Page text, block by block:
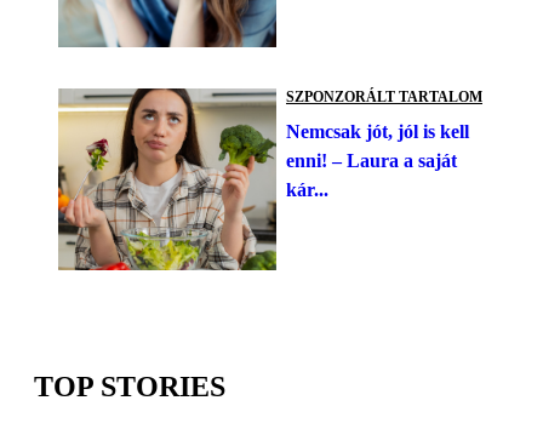
SZPONZORÁLT TARTALOM
Nemcsak jót, jól is kell
enni! – Laura a saját
kár...
TOP STORIES